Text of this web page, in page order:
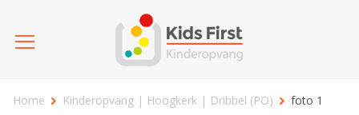
Home Kinderopvang | Hoogkerk | Dribbel (PO) foto 1